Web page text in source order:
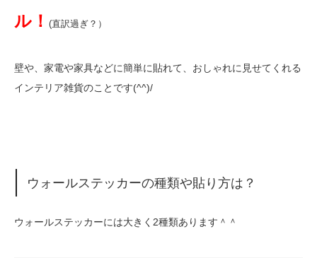
ル！ (直訳過ぎ？）
壁や、家電や家具などに簡単に貼れて、おしゃれに見せてくれる
インテリア雑貨のことです(^^)/
ウォールステッカーの種類や貼り方は？
ウォールステッカーには大きく2種類あります＾＾